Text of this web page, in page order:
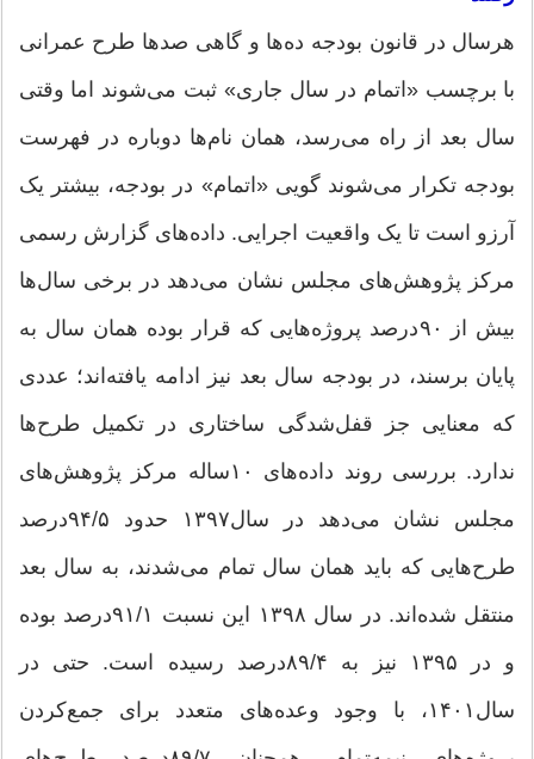
هرسال در قانون بودجه ده‌ها و گاهی صدها طرح عمرانی
با برچسب «اتمام در سال جاری» ثبت می‌شوند اما وقتی
سال بعد از راه می‌رسد، همان نام‌ها دوباره در فهرست
بودجه تکرار می‌شوند گویی «اتمام» در بودجه، بیشتر یک
آرزو است تا یک واقعیت اجرایی. داده‌های گزارش رسمی
مرکز پژوهش‌های مجلس نشان می‌دهد در برخی سال‌ها
بیش از ۹۰‌درصد پروژه‌هایی که قرار بوده همان سال به
پایان برسند، در بودجه سال بعد نیز ادامه یافته‌اند؛ عددی
که معنایی جز قفل‌شدگی ساختاری در تکمیل طرح‌ها
ندارد. بررسی روند داده‌های ۱۰‌ساله مرکز پژوهش‌های
مجلس نشان می‌دهد در سال۱۳۹۷ حدود ۵/‏۹۴‌درصد
طرح‌هایی که باید همان سال تمام می‌شدند، به سال بعد
منتقل شده‌اند. در سال ۱۳۹۸ این نسبت ۱/‏۹۱‌درصد بوده
و در ۱۳۹۵ نیز به ۴/‏۸۹‌درصد رسیده است. حتی در
سال۱۴۰۱، با وجود وعده‌های متعدد برای جمع‌کردن